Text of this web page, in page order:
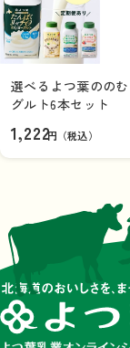
選べるよつ葉のの
グルト6本セット
1,222円（税込）